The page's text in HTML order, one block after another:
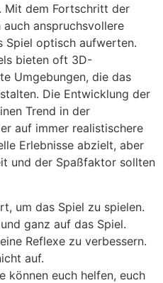
Mit dem Fortschritt der
anspruchsvollere
Spiel optisch aufwerten.
bieten oft 3D-
Umgebungen, die das
Die Entwicklung der
Trend in der
auf immer realistischere
Erlebnisse abzielt, aber
und der Spaßfaktor sollten
um das Spiel zu spielen.
ganz auf das Spiel.
Reflexe zu verbessern.
auf.
können euch helfen, euch